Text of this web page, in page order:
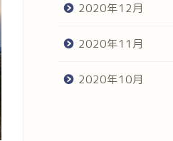
2020年12月
2020年11月
2020年10月